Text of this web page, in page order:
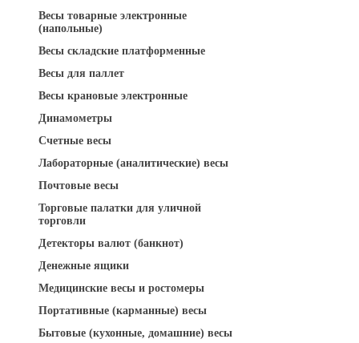
Весы товарные электронные
(напольные)
Весы складские платформенные
Весы для паллет
Весы крановые электронные
Динамометры
Счетные весы
Лабораторные (аналитические) весы
Почтовые весы
Торговые палатки для уличной
торговли
Детекторы валют (банкнот)
Денежные ящики
Медицинские весы и ростомеры
Портативные (карманные) весы
Бытовые (кухонные, домашние) весы